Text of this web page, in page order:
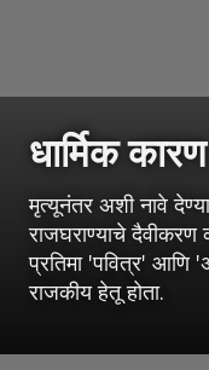
धार्मिक कारण
मृत्यूनंतर अशी नावे
राजघराण्याचे
प्रतिमा 'पवित्र' आणि
राजकीय हेतू होता.